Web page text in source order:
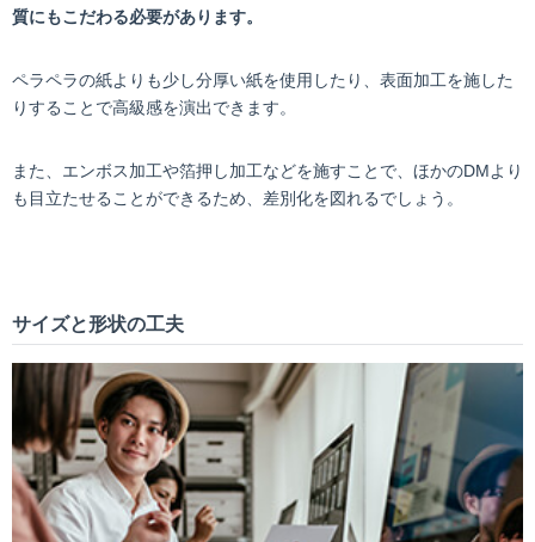
質にもこだわる必要があります。
ペラペラの紙よりも少し分厚い紙を使用したり、表面加工を施した
りすることで高級感を演出できます。
また、エンボス加工や箔押し加工などを施すことで、ほかのDMより
も目立たせることができるため、差別化を図れるでしょう。
サイズと形状の工夫